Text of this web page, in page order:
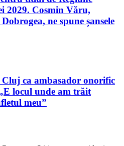
2029. Cosmin Văru,
ne spune șansele
ca ambasador onorific
locul unde am trăit
meu”